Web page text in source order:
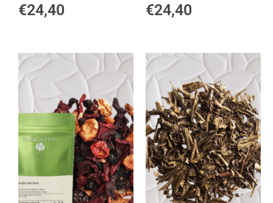
€24,40
€24,40